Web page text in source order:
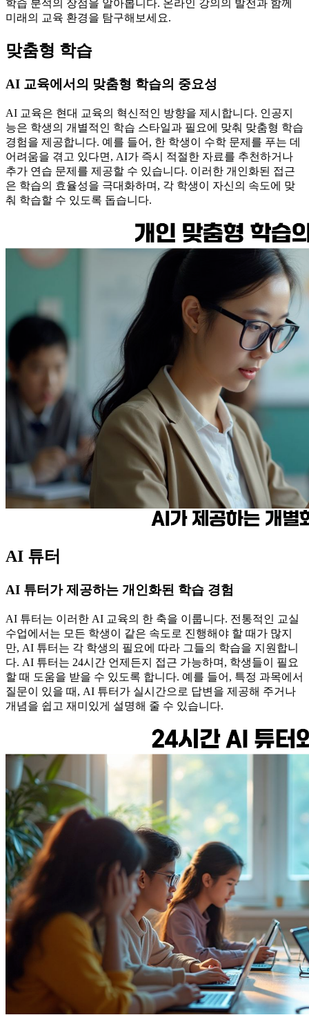
학습 분석의 장점을 알아봅니다. 온라인 강의의 발전과 함께
미래의 교육 환경을 탐구해보세요.
맞춤형 학습
AI 교육에서의 맞춤형 학습의 중요성
AI 교육은 현대 교육의 혁신적인 방향을 제시합니다. 인공지
능은 학생의 개별적인 학습 스타일과 필요에 맞춰 맞춤형 학습
경험을 제공합니다. 예를 들어, 한 학생이 수학 문제를 푸는 데
어려움을 겪고 있다면, AI가 즉시 적절한 자료를 추천하거나
추가 연습 문제를 제공할 수 있습니다. 이러한 개인화된 접근
은 학습의 효율성을 극대화하며, 각 학생이 자신의 속도에 맞
춰 학습할 수 있도록 돕습니다.
AI 튜터
AI 튜터가 제공하는 개인화된 학습 경험
AI 튜터는 이러한 AI 교육의 한 축을 이룹니다. 전통적인 교실
수업에서는 모든 학생이 같은 속도로 진행해야 할 때가 많지
만, AI 튜터는 각 학생의 필요에 따라 그들의 학습을 지원합니
다. AI 튜터는 24시간 언제든지 접근 가능하며, 학생들이 필요
할 때 도움을 받을 수 있도록 합니다. 예를 들어, 특정 과목에서
질문이 있을 때, AI 튜터가 실시간으로 답변을 제공해 주거나
개념을 쉽고 재미있게 설명해 줄 수 있습니다.